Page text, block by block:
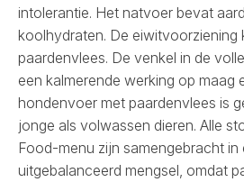
intolerantie. Het natvoer bevat
koolhydraten. De eiwitvoorziening
paardenvlees. De venkel in de
een kalmerende werking op maag
hondenvoer met paardenvlees is
jonge als volwassen dieren. Alle
Food-menu zijn samengebracht in
uitgebalanceerd mengsel, omdat